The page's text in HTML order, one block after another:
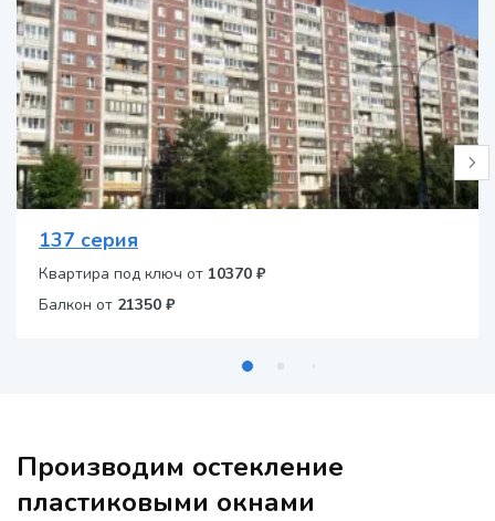
137 серия
Квартира под ключ от 10370 ₽
Балкон от 21350 ₽
Производим остекление
пластиковыми окнами